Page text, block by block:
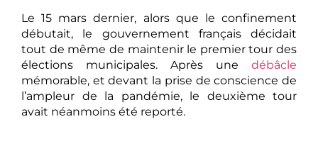
Le 15 mars dernier, alors que le confinement
débutait, le gouvernement français décidait
tout de même de maintenir le premier tour des
élections municipales. Après une débâcle
mémorable, et devant la prise de conscience de
l’ampleur de la pandémie, le deuxième tour
avait néanmoins été reporté.